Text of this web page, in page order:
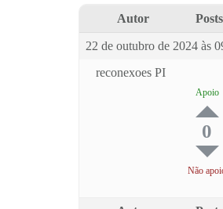
Autor Posts
22 de outubro de 2024 às
reconexoes PI
Apoio
0
Não